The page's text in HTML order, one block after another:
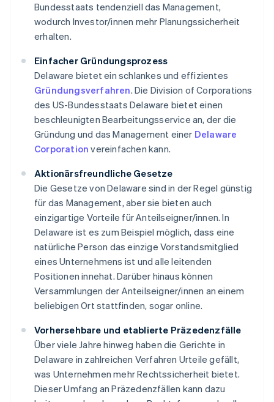
Bundesstaats tendenziell das Management,
wodurch Investor/innen mehr Planungssicherheit
erhalten.
Einfacher Gründungsprozess
Delaware bietet ein schlankes und effizientes
Gründungsverfahren. Die Division of Corporations
des US-Bundesstaats Delaware bietet einen
beschleunigten Bearbeitungsservice an, der die
Gründung und das Management einer Delaware
Corporation vereinfachen kann.
Aktionärsfreundliche Gesetze
Die Gesetze von Delaware sind in der Regel günstig
für das Management, aber sie bieten auch
einzigartige Vorteile für Anteilseigner/innen. In
Delaware ist es zum Beispiel möglich, dass eine
natürliche Person das einzige Vorstandsmitglied
eines Unternehmens ist und alle leitenden
Positionen innehat. Darüber hinaus können
Versammlungen der Anteilseigner/innen an einem
beliebigen Ort stattfinden, sogar online.
Vorhersehbare und etablierte Präzedenzfälle
Über viele Jahre hinweg haben die Gerichte in
Delaware in zahlreichen Verfahren Urteile gefällt,
was Unternehmen mehr Rechtssicherheit bietet.
Dieser Umfang an Präzedenzfällen kann dazu